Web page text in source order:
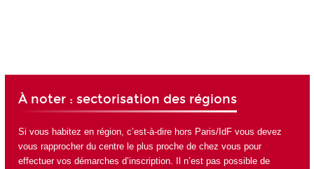
À noter : sectorisation des régions
Si vous habitez en région, c’est-à-dire hors Paris/IdF vous devez
vous rapprocher du centre le plus proche de chez vous pour
effectuer vos démarches d’inscription. Il n’est pas possible de